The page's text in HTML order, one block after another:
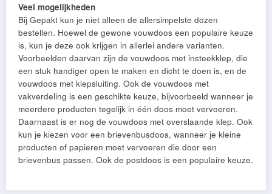
Veel mogelijkheden
Bij Gepakt kun je niet alleen de allersimpelste dozen
bestellen. Hoewel de gewone vouwdoos een populaire keuze
is, kun je deze ook krijgen in allerlei andere varianten.
Voorbeelden daarvan zijn de vouwdoos met insteekklep, die
een stuk handiger open te maken en dicht te doen is, en de
vouwdoos met klepsluiting. Ook de vouwdoos met
vakverdeling is een geschikte keuze, bijvoorbeeld wanneer je
meerdere producten tegelijk in één doos moet vervoeren.
Daarnaast is er nog de vouwdoos met overslaande klep. Ook
kun je kiezen voor een brievenbusdoos, wanneer je kleine
producten of papieren moet vervoeren die door een
brievenbus passen. Ook de postdoos is een populaire keuze.